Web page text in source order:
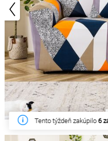
Tento týždeň zakúpilo 6